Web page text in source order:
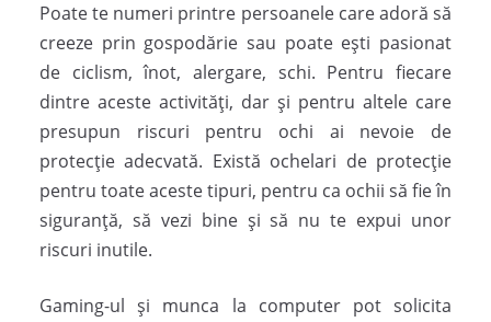
Poate te numeri printre persoanele care adoră să
creeze prin gospodărie sau poate ești pasionat
de ciclism, înot, alergare, schi. Pentru fiecare
dintre aceste activități, dar și pentru altele care
presupun riscuri pentru ochi ai nevoie de
protecție adecvată. Există ochelari de protecție
pentru toate aceste tipuri, pentru ca ochii să fie în
siguranță, să vezi bine și să nu te expui unor
riscuri inutile.
Gaming-ul și munca la computer pot solicita